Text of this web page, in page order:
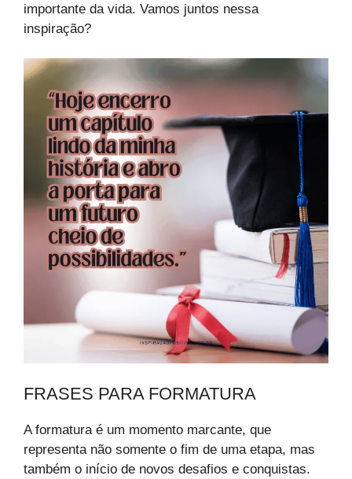
importante da vida. Vamos juntos nessa
inspiração?
FRASES PARA FORMATURA
A formatura é um momento marcante, que
representa não somente o fim de uma etapa, mas
também o início de novos desafios e conquistas.